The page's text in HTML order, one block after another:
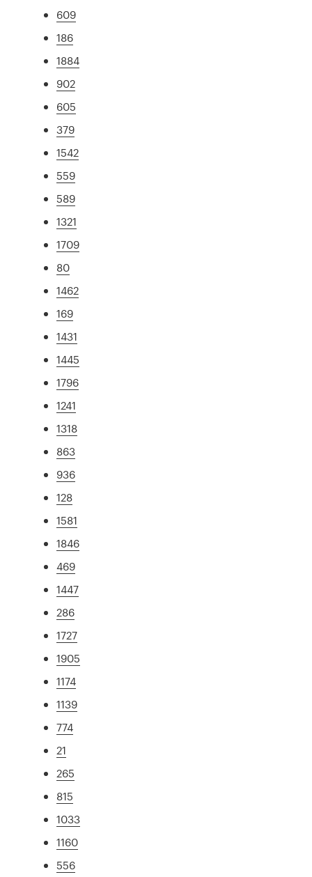
609
186
1884
902
605
379
1542
559
589
1321
1709
80
1462
169
1431
1445
1796
1241
1318
863
936
128
1581
1846
469
1447
286
1727
1905
1174
1139
774
21
265
815
1033
1160
556